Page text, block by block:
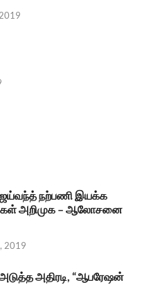
நற்பணி இயக்க
அறிமுக – ஆலோசனை
2019
அதிரடி, “ஆபரேஷன்